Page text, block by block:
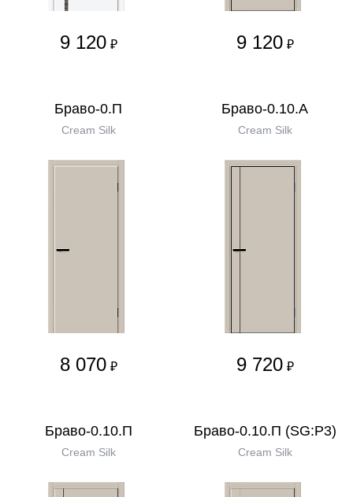
9 120 ₽ 9 120 ₽
Браво-0.П
Cream Silk
8 070 ₽
Браво-0.10.А
Cream Silk
9 720 ₽
Браво-0.10.П
Cream Silk
Браво-0.10.П (SG:P3)
Cream Silk